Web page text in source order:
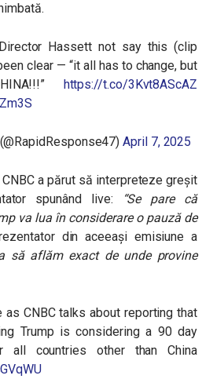
Hassett not say this (clip
clear — “it all has to change, but
https://t.co/3Kvt8AScAZ
April 7, 2025
a părut să interpreteze greșit
spunând live:
“Se pare că
va lua în considerare o pauză de
din aceeași emisiune a
să aflăm exact de unde provine
CNBC talks about reporting that
Trump is considering a 90 day
countries other than China